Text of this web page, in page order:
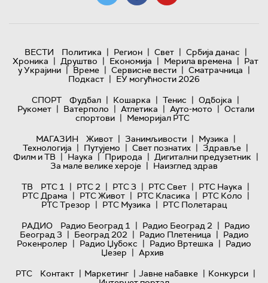
ВЕСТИ Политика | Регион | Свет | Србија данас |
Хроника | Друштво | Економија | Мерила времена | Рат
у Украјини | Време | Сервисне вести | Сматрачница |
Подкаст | ЕУ могућности 2026
СПОРТ
Фудбал | Кошарка | Тенис | Одбојка |
Рукомет | Ватерполо | Атлетика | Ауто-мото | Остали
спортови | Меморијал РТС
МАГАЗИН
Живот | Занимљивости | Музика |
Технологијa | Путујемо | Свет познатих | Здравље |
Филм и ТВ | Наука | Природа | Дигитални предузетник |
За мале велике хероје | Наизглед здрав
ТВ
РТС 1 | РТС 2 | РТС 3 | РТС Свет | РТС Наука |
РТС Драма | РТС Живот | РТС Класика | РТС Коло |
РТС Трезор | РТС Музика | РТС Полетарац
РАДИО
Радио Београд 1 | Радио Београд 2 | Радио
Београд 3 | Београд 202 | Радио Плетеница | Радио
Рокенролер | Радио Џубокс | Радио Вртешка | Радио
Џезер | Архив
РТС
Контакт | Маркетинг | Јавне набавке | Конкурси |